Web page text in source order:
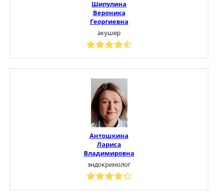
Шипулина
Вероника
Георгиевна
акушер
Антошкина
Лариса
Владимировна
эндокринолог